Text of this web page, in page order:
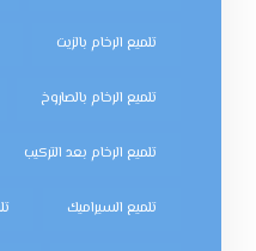
تلميع الرخام بالزيت
تلميع الرخام بالصاروخ
تلميع الرخام بعد التركيب
تلميع السيراميك